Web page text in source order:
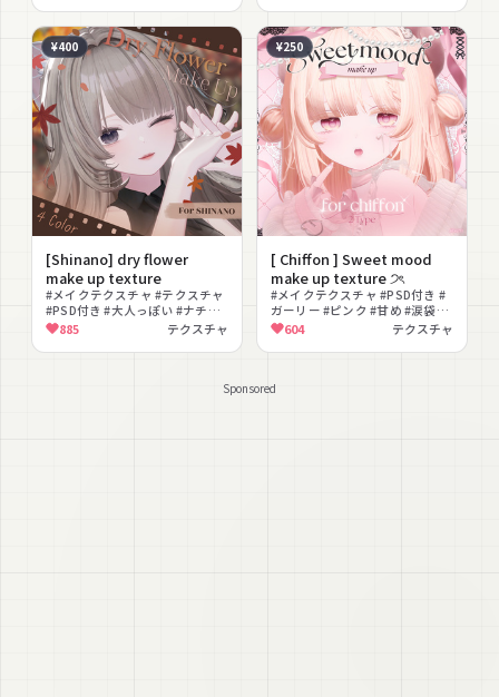
¥400
[Shinano] dry flower
make up texture
#メイクテクスチャ #テクスチャ
#PSD付き #大人っぽい #ナチュ
ラル #リテクスチャ #VRChat
885 テクスチャ
¥250
[ Chiffon ] Sweet mood
make up texture ੭ৎ
#メイクテクスチャ #PSD付き #
ガーリー #ピンク #甘め #涙袋メ
イク #色変え #PNG #テクスチャ
604 テクスチャ
Sponsored